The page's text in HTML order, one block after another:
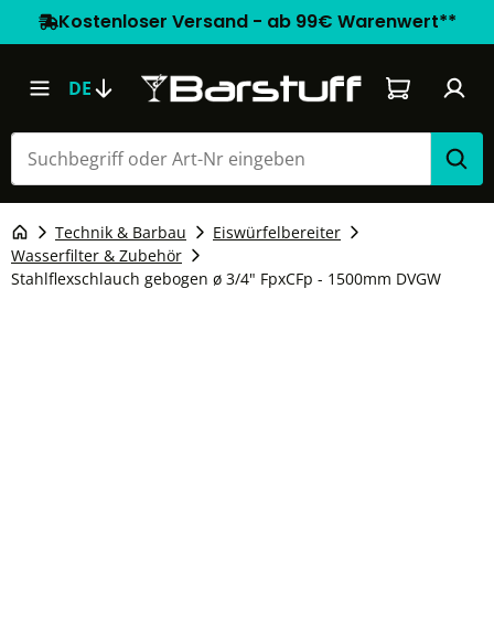
Kostenloser Versand - ab 99€ Warenwert**
DE Warenkorb
Technik & Barbau
Eiswürfelbereiter
Wasserfilter & Zubehör
Stahlflexschlauch gebogen ø 3/4" FpxCFp - 1500mm DVGW